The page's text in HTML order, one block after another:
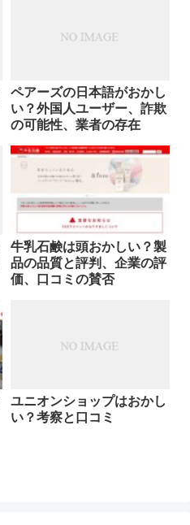
ペアーズの日本語がおかし
い？外国人ユーザー、詐欺
の可能性、業者の存在
牛乳石鹸は頭おかしい？製
品の品質と評判、企業の評
価、口コミの賛否
ユニオンショップはおかし
い？考察と口コミ